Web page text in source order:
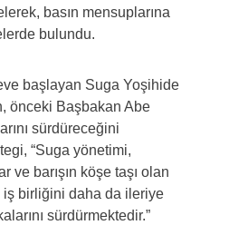
basın mensuplarına
bulundu.
başlayan Suga Yoşihide
önceki Başbakan Abe
sürdüreceğini
“Suga yönetimi,
ve barışın köşe taşı olan
birliğini daha da ileriye
sürdürmektedir.”